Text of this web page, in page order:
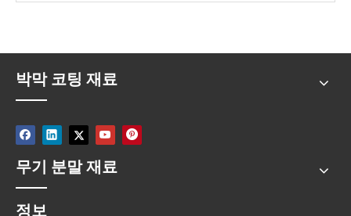
박막 코팅 재료
무기 분말 재료
정보